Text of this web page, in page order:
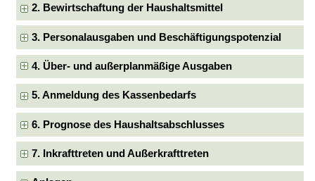
2. Bewirtschaftung der Haushaltsmittel
3. Personalausgaben und Beschäftigungspotenzial
4. Über- und außerplanmäßige Ausgaben
5. Anmeldung des Kassenbedarfs
6. Prognose des Haushaltsabschlusses
7. Inkrafttreten und Außerkrafttreten